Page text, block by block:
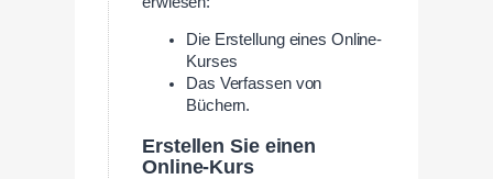
Die Erstellung eines Online-
Kurses
Das Verfassen von
Büchern.
Erstellen Sie einen
Online-Kurs